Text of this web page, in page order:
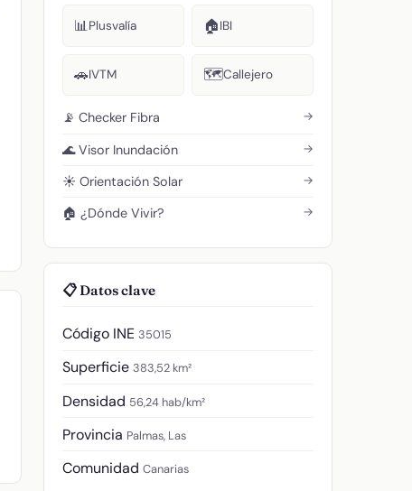
📊Plusvalía 🏠IBI
🚗IVTM 🗺️Callejero
📡 Checker Fibra →
🌊 Visor Inundación →
☀️ Orientación Solar →
🏠 ¿Dónde Vivir? →
📋 Datos clave
Código INE 35015
Superficie 383,52 km²
Densidad 56,24 hab/km²
Provincia Palmas, Las
Comunidad Canarias